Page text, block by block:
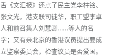
舌《文汇报》还点了民主党李柱铭、
张文光，港支联司徒华，职工盟李卓
人和前召集人刘慧卿……等人的名
字；又有亲北京的香港议员提出要成
立监察委员会，检查议员是否爱国。